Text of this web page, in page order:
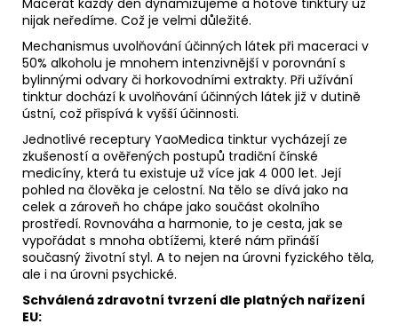
nijak neředíme. Což je velmi důležité.
Mechanismus uvolňování účinných látek při maceraci v
50% alkoholu je mnohem intenzivnější v porovnání s
bylinnými odvary či horkovodními extrakty. Při užívání
tinktur dochází k uvolňování účinných látek již v dutině
ústní, což přispívá k vyšší účinnosti.
Jednotlivé receptury YaoMedica tinktur vycházejí ze
zkušeností a ověřených postupů tradiční čínské
medicíny, která tu existuje už více jak 4 000 let. Její
pohled na člověka je celostní. Na tělo se dívá jako na
celek a zároveň ho chápe jako součást okolního
prostředí. Rovnováha a harmonie, to je cesta, jak se
vypořádat s mnoha obtížemi, které nám přináší
současný životní styl. A to nejen na úrovni fyzického těla,
ale i na úrovni psychické.
Schválená zdravotní tvrzení dle platných nařízení
EU: